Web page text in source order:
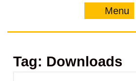
Menu
Tag: Downloads